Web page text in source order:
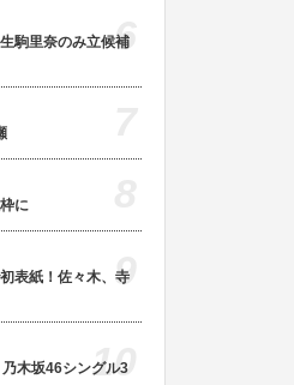
駒里奈のみ立候補
6
に
表紙！佐々木、寺
9
木坂46シングル3
10